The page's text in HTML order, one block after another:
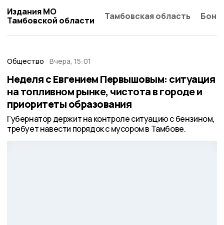
Издания МО
Тамбовской области
Тамбовская область
Общество Вчера, 15:01
Неделя с Евгением Первышовым: ситуация
на топливном рынке, чистота в городе и
приоритеты образования
Губернатор держит на контроле ситуацию с бензином,
требует навести порядок с мусором в Тамбове.